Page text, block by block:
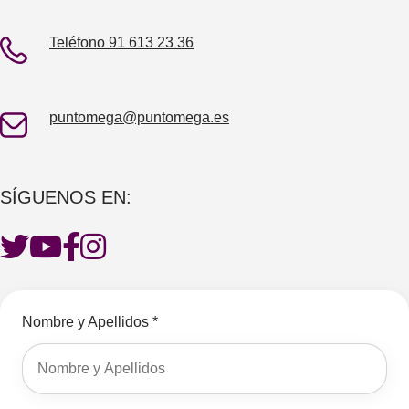
Teléfono 91 613 23 36
puntomega@puntomega.es
SÍGUENOS EN:
Nombre y Apellidos *